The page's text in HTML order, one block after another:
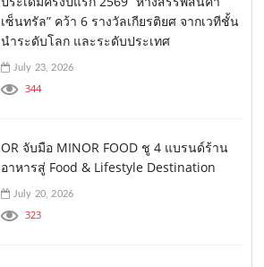
เซ็นทรัล” คว้า 6 รางวัลเกียรติยศ จากเวทีชั้น
นำระดับโลก และระดับประเทศ
July 23, 2026
344
OR จับมือ MINOR FOOD ชู 4 แบรนด์ร้าน
อาหารสู่ Food & Lifestyle Destination
July 20, 2026
323